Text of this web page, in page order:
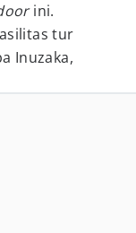
ini.
tur
Inuzaka,